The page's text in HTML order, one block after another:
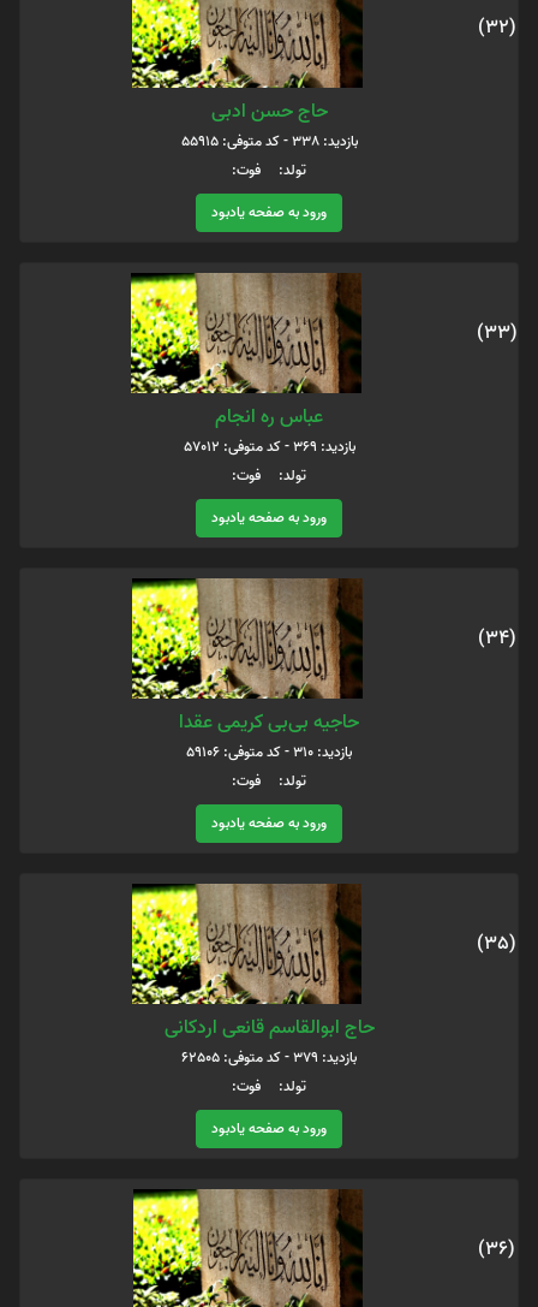
(32)
حاج حسن ادبی
بازدید: 338 - کد متوفی: 55915
تولد: فوت:
ورود به صفحه یادبود
(33)
عباس ره انجام
بازدید: 369 - کد متوفی: 57012
تولد: فوت:
ورود به صفحه یادبود
(34)
حاجیه بی‌بی کریمی عقدا
بازدید: 310 - کد متوفی: 59106
تولد: فوت:
ورود به صفحه یادبود
(35)
حاج ابوالقاسم قانعی اردکانی
بازدید: 379 - کد متوفی: 62505
تولد: فوت:
ورود به صفحه یادبود
(36)